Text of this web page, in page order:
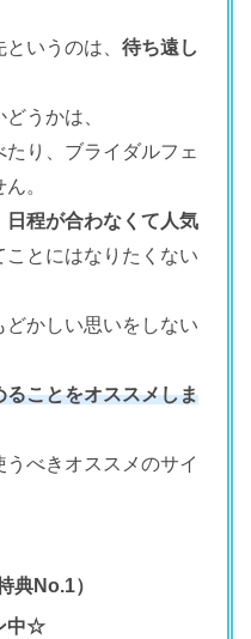
いうのは、 待ち遠し
うかは、
り、ブライダルフェ
。
日程が合わなくて人気
ことにはなりたくない
かしい思いをしない
ことをオススメしま
べきオススメのサイ
典No.1）
中☆